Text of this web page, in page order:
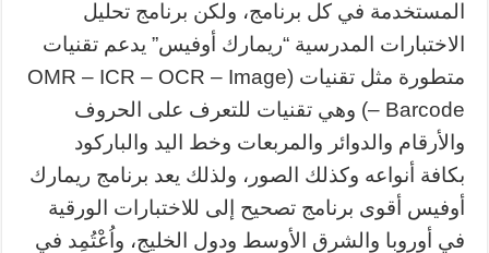
المستخدمة في كل برنامج، ولكن برنامج تحليل
الاختبارات المدرسية “ريمارك أوفيس” يدعم تقنيات
متطورة مثل تقنيات (OMR – ICR – OCR – Image
– Barcode) وهي تقنيات للتعرف على الحروف
والأرقام والدوائر والمربعات وخط اليد والباركود
بكافة أنواعه وكذلك الصور، ولذلك يعد برنامج ريمارك
أوفيس أقوى برنامج تصحيح إلى للاختبارات الورقية
في أوروبا والشرق الأوسط ودول الخليج، واُعْتُمِد في